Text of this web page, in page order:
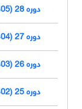
دوره 28 (1405)
دوره 27 (1404)
دوره 26 (1403)
دوره 25 (1402)